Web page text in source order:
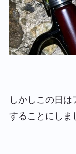
しかしこの日
することにしま